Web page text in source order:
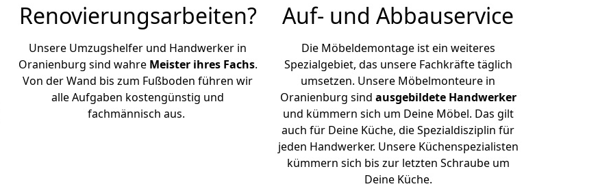
Renovierungsarbeiten?
Unsere Umzugshelfer und Handwerker in
Oranienburg sind wahre Meister ihres Fachs.
Von der Wand bis zum Fußboden führen wir
alle Aufgaben kostengünstig und
fachmännisch aus.
Auf- und Abbauservice
Die Möbeldemontage ist ein weiteres
Spezialgebiet, das unsere Fachkräfte täglich
umsetzen. Unsere Möbelmonteure in
Oranienburg sind ausgebildete Handwerker
und kümmern sich um Deine Möbel. Das gilt
auch für Deine Küche, die Spezialdisziplin für
jeden Handwerker. Unsere Küchenspezialisten
kümmern sich bis zur letzten Schraube um
Deine Küche.